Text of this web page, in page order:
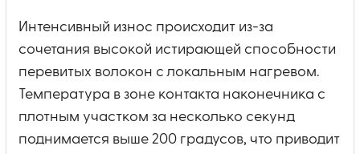
Интенсивный износ происходит из-за
сочетания высокой истирающей способности
перевитых волокон с локальным нагревом.
Температура в зоне контакта наконечника с
плотным участком за несколько секунд
поднимается выше 200 градусов, что приводит